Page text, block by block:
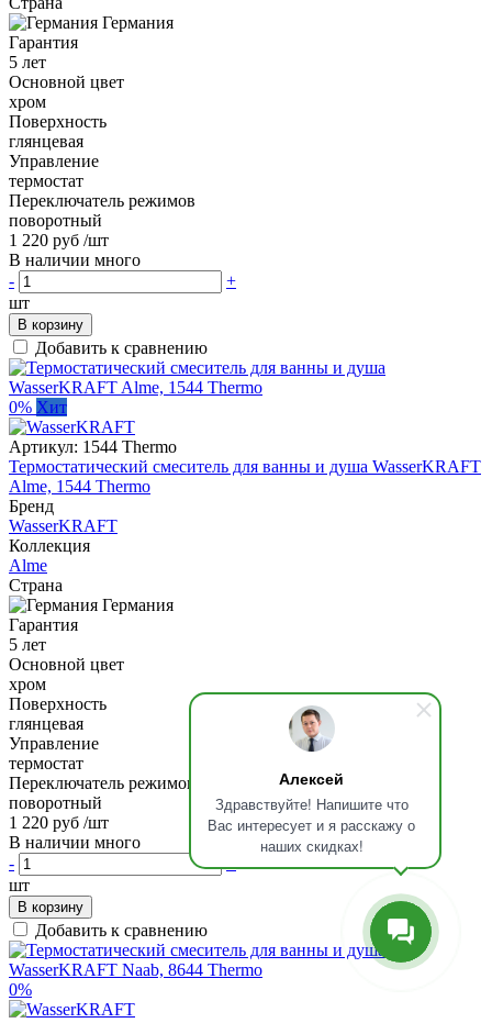
Алексей
Здравствуйте! Напишите что
Вас интересует и я расскажу о
наших скидках!
Германия
Гарантия
5 лет
Основной цвет
хром
Поверхность
глянцевая
Управление
термостат
Переключатель режимов
поворотный
1 220 руб /шт
В наличии много
-
+
шт
В корзину
Добавить к сравнению
0% Хит
Артикул: 1544 Thermo
Термостатический смеситель для ванны и душа WasserKRAFT
Alme, 1544 Thermo
Бренд
WasserKRAFT
Коллекция
Alme
Страна
Германия
Гарантия
5 лет
Основной цвет
хром
Поверхность
глянцевая
Управление
термостат
Переключатель режимов
поворотный
1 220 руб /шт
В наличии много
-
+
шт
В корзину
Добавить к сравнению
0%